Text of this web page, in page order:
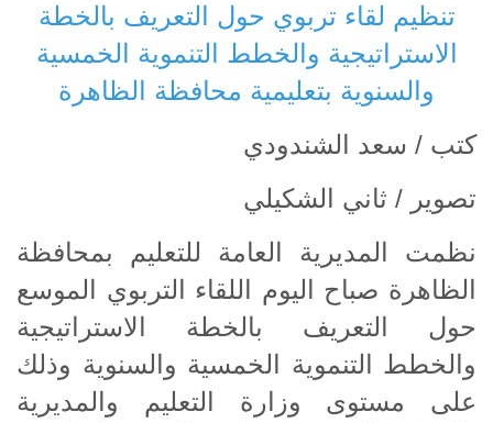
تنظيم لقاء تربوي حول التعريف بالخطة
الاستراتيجية والخطط التنموية الخمسية
والسنوية بتعليمية محافظة الظاهرة
كتب / سعد الشندودي
تصوير / ثاني الشكيلي
نظمت المديرية العامة للتعليم بمحافظة
الظاهرة صباح اليوم اللقاء التربوي الموسع
حول التعريف بالخطة الاستراتيجية
والخطط التنموية الخمسية والسنوية وذلك
على مستوى وزارة التعليم والمديرية